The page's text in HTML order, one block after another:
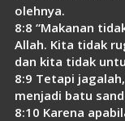
olehnya.
8:8 “Makanan
Allah. Kita tidak
dan kita tidak
8:9 Tetapi
menjadi batu
8:10 Karena